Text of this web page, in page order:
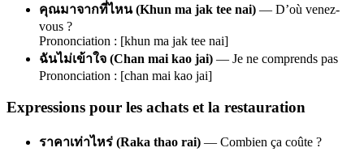
คุณมาจากที่ไหน (Khun ma jak tee nai) — D’où venez-
vous ?
Prononciation : [khun ma jak tee nai]
ฉันไม่เข้าใจ (Chan mai kao jai) — Je ne comprends pas
Prononciation : [chan mai kao jai]
Expressions pour les achats et la restauration
ราคาเท่าไหร่ (Raka thao rai) — Combien ça coûte ?